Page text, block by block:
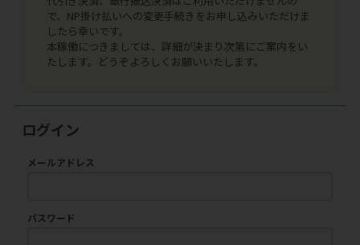
で、NP掛け払いへの変更手続きをお申し込みいただけま
したら幸いです。
本稼働につきましては、詳細が決まり次第にご案内をい
たします。どうぞよろしくお願いいたします。
ログイン
メールアドレス
パスワード